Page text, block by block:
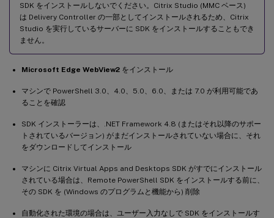
SDK をインストールしないでください。Citrix Studio (MMC ベース)
は Delivery Controller の一部としてインストールされるため、Citrix
Studio を実行しているサーバーに SDK をインストールすることもでき
ません。
Microsoft Edge WebView2 をインストール
マシンで PowerShell 3.0、4.0、5.0、6.0、または 7.0 が利用可能であ
ることを確認
SDK インストーラーは、.NET Framework 4.8 (またはそれ以降のサポー
トされているバージョン) がまだインストールされていない場合に、それ
をダウンロードしてインストール
マシンに Citrix Virtual Apps and Desktops SDK がすでにインストール
されている場合は、Remote PowerShell SDK をインストールする前に、
その SDK を (Windows のプログラムと機能から) 削除
自動化された環境の場合は、ユーザー入力なしで SDK をインストールす